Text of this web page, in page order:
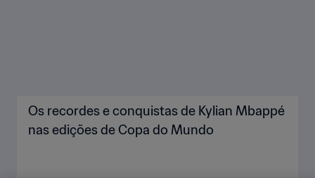
Os recordes e conquistas de Kylian Mbappé
nas edições de Copa do Mundo